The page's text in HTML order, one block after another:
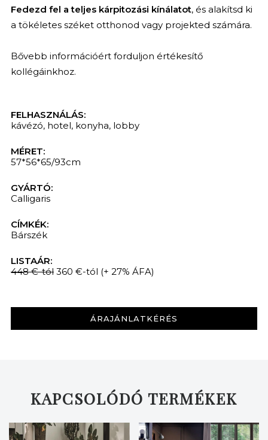
Fedezd fel a teljes kárpitozási kínálatot, és alakítsd ki
a tökéletes széket otthonod vagy projekted számára.
Bővebb információért forduljon értékesítő
kollégáinkhoz.
FELHASZNÁLÁS:
kávézó, hotel, konyha, lobby
MÉRET:
57*56*65/93cm
GYÁRTÓ:
Calligaris
CÍMKÉK:
Bárszék
LISTAÁR:
448 €-tól 360 €-tól (+ 27% ÁFA)
ÁRAJÁNLATKÉRÉS
KAPCSOLÓDÓ TERMÉKEK